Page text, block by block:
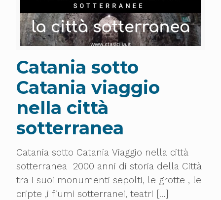
Catania sotto
Catania viaggio
nella città
sotterranea
Catania sotto Catania Viaggio nella città
sotterranea 2000 anni di storia della Città
tra i suoi monumenti sepolti, le grotte , le
cripte ,i fiumi sotterranei, teatri […]